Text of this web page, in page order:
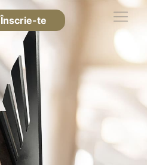
Înscrie-te